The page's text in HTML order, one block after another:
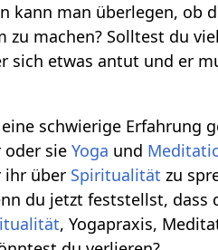
kann man überlegen,
zu machen? Solltest du
sich etwas antut und er
schwierige Erfahrung
oder sieYoga und
ihr über Spiritualität zu
du jetzt feststellst,
, Yogapraxis,